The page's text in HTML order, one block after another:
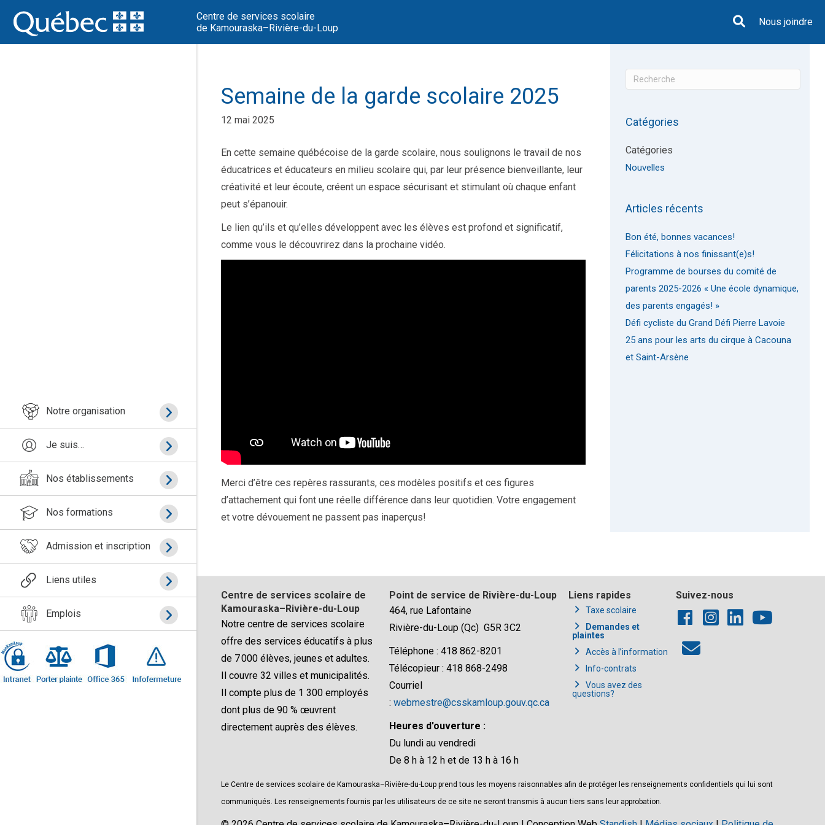
Notre organisation
Je suis…
Nos établissements
Nos formations
Admission et inscription
Liens utiles
Emplois
Semaine de la garde scolaire 2025
12 mai 2025
En cette semaine québécoise de la garde scolaire, nous soulignons le travail de nos
éducatrices et éducateurs en milieu scolaire qui, par leur présence bienveillante, leur
créativité et leur écoute, créent un espace sécurisant et stimulant où chaque enfant
peut s’épanouir.
Le lien qu’ils et qu’elles développent avec les élèves est profond et significatif,
comme vous le découvrirez dans la prochaine vidéo.
Merci d’être ces repères rassurants, ces modèles positifs et ces figures
d’attachement qui font une réelle différence dans leur quotidien. Votre engagement
et votre dévouement ne passent pas inaperçus!
Catégories
Catégories
Nouvelles
Articles récents
Bon été, bonnes vacances!
Félicitations à nos finissant(e)s!
Programme de bourses du comité de
parents 2025-2026 « Une école dynamique,
des parents engagés! »
Défi cycliste du Grand Défi Pierre Lavoie
25 ans pour les arts du cirque à Cacouna
et Saint-Arsène
Centre de services scolaire de
Kamouraska–Rivière-du-Loup
Notre centre de services scolaire
offre des services éducatifs à plus
de 7 000 élèves, jeunes et adultes.
Il couvre 32 villes et municipalités.
Il compte plus de 1 300 employés
dont plus de 90 % œuvrent
directement auprès des élèves.
Point de service de Rivière-du-Loup
464, rue Lafontaine
Rivière-du-Loup (Qc) G5R 3C2
Téléphone : 418 862-8201
Télécopieur : 418 868-2498
Courriel
: webmestre@csskamloup.gouv.qc.ca
Heures d'ouverture :
Du lundi au vendredi
De 8 h à 12 h et de 13 h à 16 h
Liens rapides
Taxe scolaire
Demandes et
plaintes
Accès à l’information
Info-contrats
Vous avez des
questions?
Suivez-nous
Le Centre de services scolaire de Kamouraska–Rivière-du-Loup prend tous les moyens raisonnables afin de protéger les renseignements confidentiels qui lui sont
communiqués. Les renseignements fournis par les utilisateurs de ce site ne seront transmis à aucun tiers sans leur approbation.
Centre de services scolaire
de Kamouraska–Rivière-du-Loup
Nous joindre